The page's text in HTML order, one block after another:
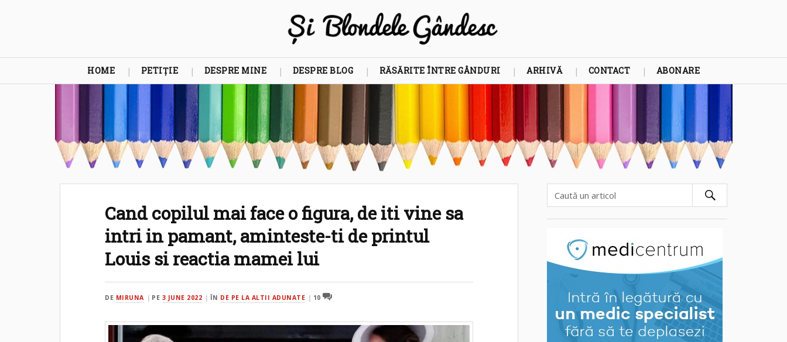
HOME PETIȚIE DESPRE MINE DESPRE BLOG RĂSĂRITE ÎNTRE GÂNDURI ARHIVĂ CONTACT ABONARE
Cand copilul mai face o figura, de iti vine sa
intri in pamant, aminteste-ti de printul
Louis si reactia mamei lui
DE MIRUNA PE 3 JUNE 2022 ÎN DE PE LA ALTII ADUNATE 10